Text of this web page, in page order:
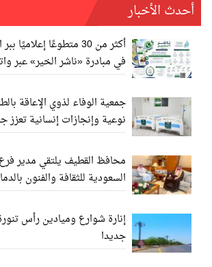
أحدث الأخبار
أكثر من 30 متطوعًا
في مبادرة «ناشر الخير» عبر
جمعية الوفاء لذوي الإعاقة
نوعية وإنجازات إنسانية تعزز
محافظ القطيف يلتقي مدير فرع
السعودية للثقافة والفنون
جديدا